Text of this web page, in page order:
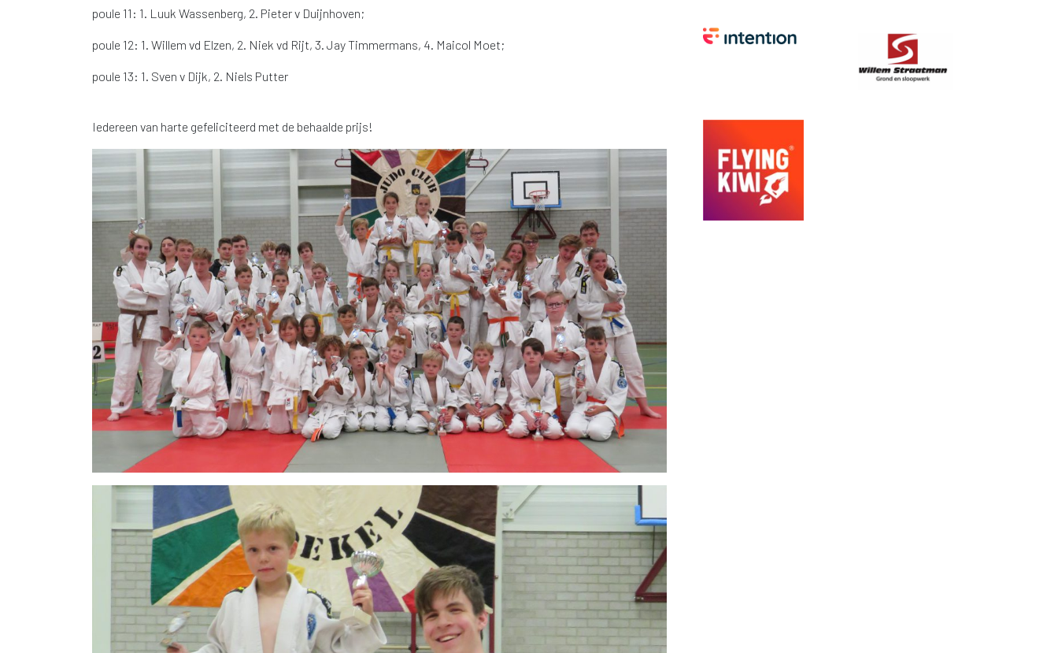
poule 11: 1. Luuk Wassenberg, 2. Pieter v Duijnhoven;
poule 12: 1. Willem vd Elzen, 2. Niek vd Rijt, 3. Jay Timmermans, 4. Maicol Moet;
poule 13: 1. Sven v Dijk, 2. Niels Putter
Iedereen van harte gefeliciteerd met de behaalde prijs!